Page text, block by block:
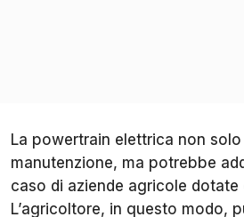
La powertrain elettrica non
manutenzione, ma potrebbe
caso di aziende agricole dotate
L’agricoltore, in questo modo,